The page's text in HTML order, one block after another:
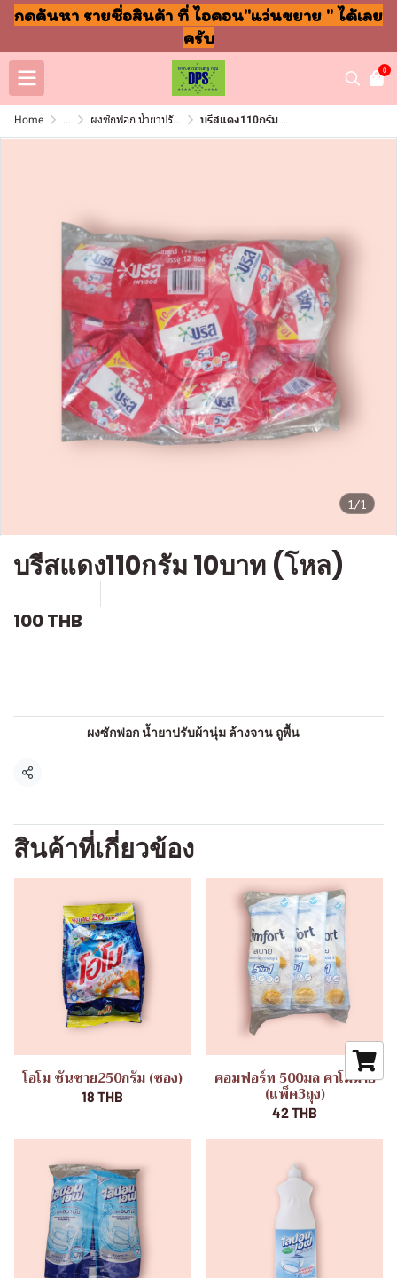
กดค้นหา รายชื่อสินค้า ที่ ไอคอน"แว่นขยาย " ได้เลย
ครับ
0
Home ... ผงซักฟอก น้ำยาปรับผ้านุ่ม ล้างจาน ถูพื้น บรีสแดง110กรัม 10บาท (โหล)
1/1
บรีสแดง110กรัม 10บาท (โหล)
100 THB
ผงซักฟอก น้ำยาปรับผ้านุ่ม ล้างจาน ถูพื้น
แชร์
สินค้าที่เกี่ยวข้อง
โอโม ซันชาย250กรัม (ซอง)
18 THB
คอมฟอร์ท 500มล คาโมมาย
(แพ็ค3ถุง)
42 THB